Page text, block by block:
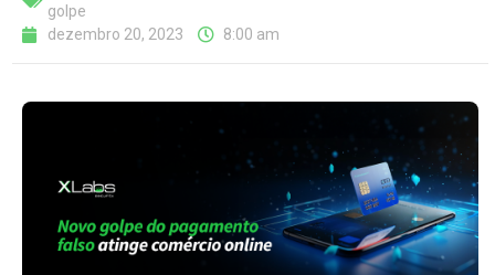
golpe
dezembro 20, 2023
8:00 am